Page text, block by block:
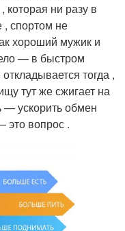
которая ни разу в
, спортом не
хороший мужик и
— в быстром
тогда ,
тут же сжигает на
— ускорить обмен
это вопрос .